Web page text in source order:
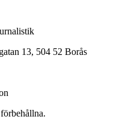
13, 504 52 Borås